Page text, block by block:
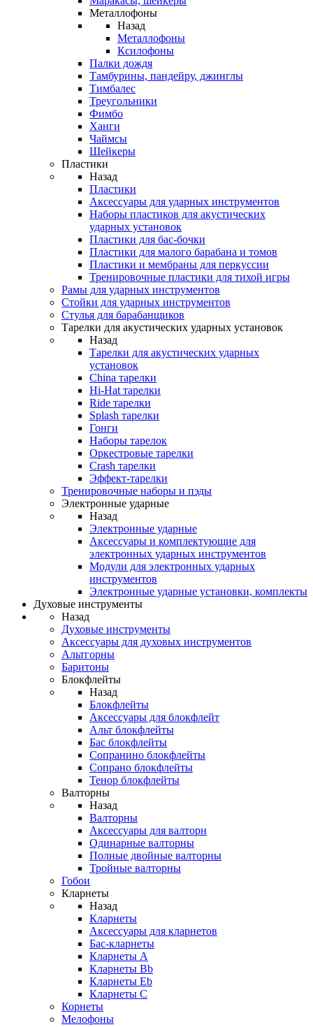
Металлофоны
Назад
Металлофоны
Ксилофоны
Палки дождя
Тамбурины, пандейру, джинглы
Тимбалес
Треугольники
Фимбо
Ханги
Чаймсы
Шейкеры
Пластики
Назад
Пластики
Аксессуары для ударных инструментов
Наборы пластиков для акустических
ударных установок
Пластики для бас-бочки
Пластики для малого барабана и томов
Пластики и мембраны для перкуссии
Тренировочные пластики для тихой игры
Рамы для ударных инструментов
Стойки для ударных инструментов
Стулья для барабанщиков
Тарелки для акустических ударных установок
Назад
Тарелки для акустических ударных
установок
China тарелки
Hi-Hat тарелки
Ride тарелки
Splash тарелки
Гонги
Наборы тарелок
Оркестровые тарелки
Сrash тарелки
Эффект-тарелки
Тренировочные наборы и пэды
Электронные ударные
Назад
Электронные ударные
Аксессуары и комплектующие для
электронных ударных инструментов
Модули для электронных ударных
инструментов
Электронные ударные установки, комплекты
Духовые инструменты
Назад
Духовые инструменты
Аксессуары для духовых инструментов
Альтгорны
Баритоны
Блокфлейты
Назад
Блокфлейты
Аксессуары для блокфлейт
Альт блокфлейты
Бас блокфлейты
Сопранино блокфлейты
Сопрано блокфлейты
Тенор блокфлейты
Валторны
Назад
Валторны
Аксессуары для валторн
Одинарные валторны
Полные двойные валторны
Тройные валторны
Гобои
Кларнеты
Назад
Кларнеты
Аксессуары для кларнетов
Бас-кларнеты
Кларнеты A
Кларнеты Bb
Кларнеты Eb
Кларнеты С
Корнеты
Мелофоны